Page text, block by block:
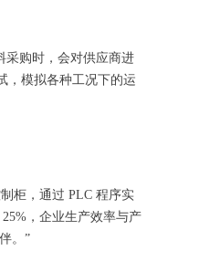
采购时，会对供应商进
，模拟各种工况下的运
柜，通过 PLC 程序实
，企业生产效率与产
。”